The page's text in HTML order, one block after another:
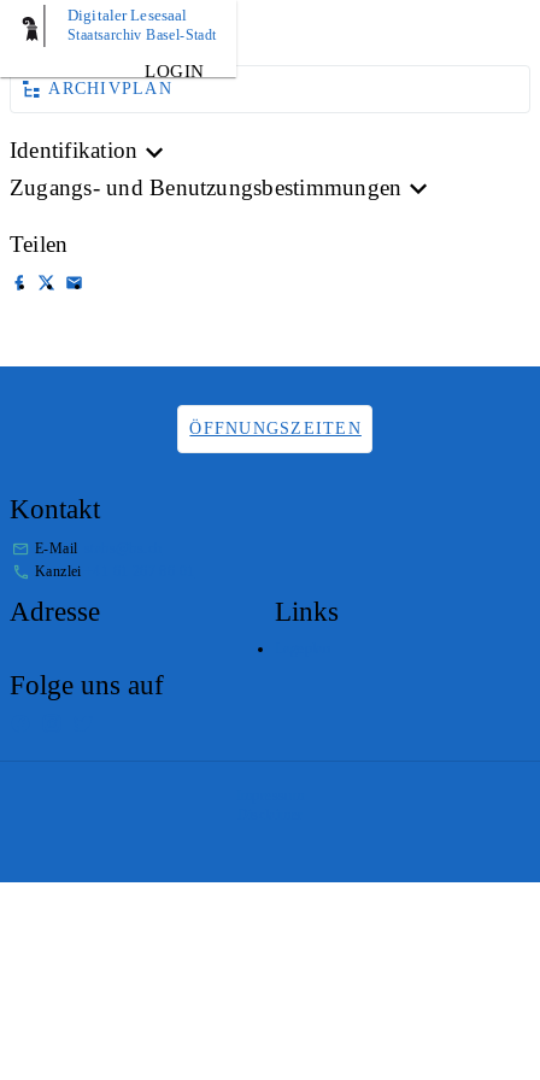
Digitaler Lesesaal
Staatsarchiv Basel-Stadt
LOGIN
AKTE
ARCHIVPLAN
Identifikation
Zugangs- und Benutzungsbestimmungen
Teilen
ÖFFNUNGSZEITEN
Kontakt
E-Mail
Kanzlei
Adresse Links
Folge uns auf